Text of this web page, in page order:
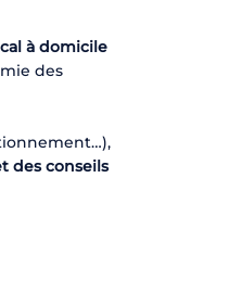
à domicile
des
des conseils